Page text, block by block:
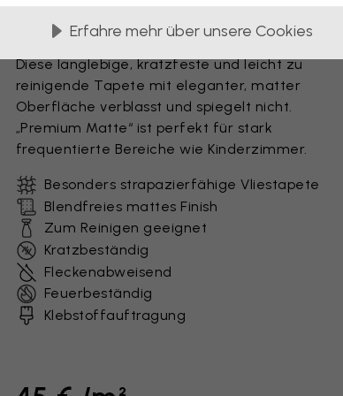
BELIEBTESTE
Premium Matte
Diese langlebige, kratzfeste und leicht zu
reinigende Tapete mit eleganter, matter
Oberfläche verblasst und spiegelt nicht.
„Premium Matte“ ist perfekt für stark
frequentierte Bereiche wie Kinderzimmer.
Besonders strapazierfähige Vliestapete
Blendfreies mattes Finish
Zum Reinigen geeignet
Kratzbeständig
Fleckenabweisend
Feuerbeständig
Klebstoffauftragung
Erfahre mehr über unsere Cookies